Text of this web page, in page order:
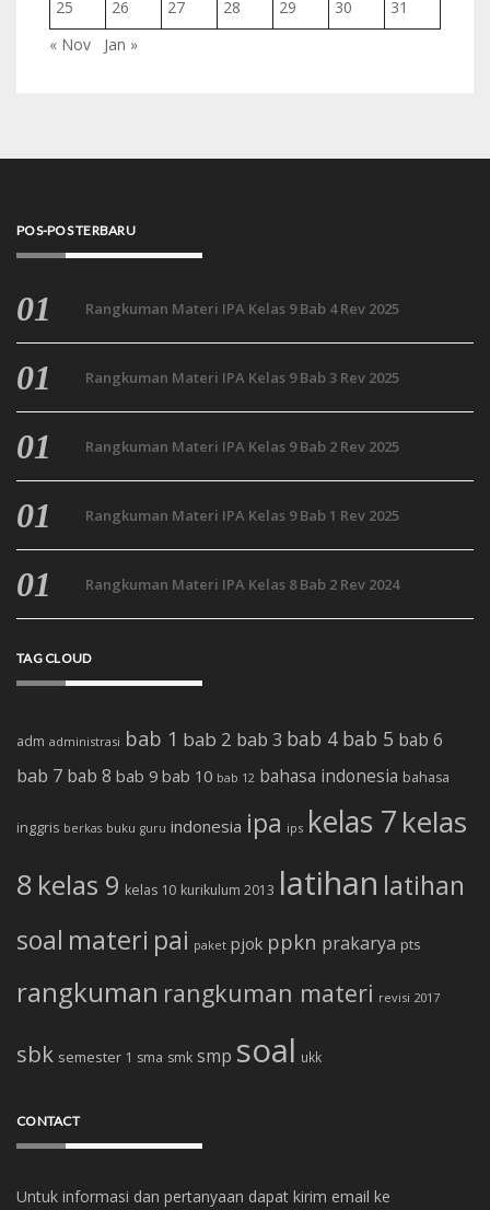
25 26 27 28 29 30
31
« Nov
Jan »
POS-POS TERBARU
Rangkuman Materi IPA Kelas 9 Bab 4 Rev 2025
Rangkuman Materi IPA Kelas 9 Bab 3 Rev 2025
Rangkuman Materi IPA Kelas 9 Bab 2 Rev 2025
Rangkuman Materi IPA Kelas 9 Bab 1 Rev 2025
Rangkuman Materi IPA Kelas 8 Bab 2 Rev 2024
TAG CLOUD
adm administrasi bab 1 bab 2 bab 3 bab 4 bab 5 bab 6
bab 7 bab 8 bab 9 bab 10 bab 12 bahasa indonesia bahasa
inggris berkas buku guru indonesia ipa ips kelas 7kelas
8 kelas 9 kelas 10 kurikulum 2013 latihan latihan
soal materi pai paket pjok ppkn prakarya pts
rangkuman rangkuman materi revisi 2017
sbk semester 1 sma smk smp soal ukk
CONTACT
Untuk informasi dan pertanyaan dapat kirim email ke